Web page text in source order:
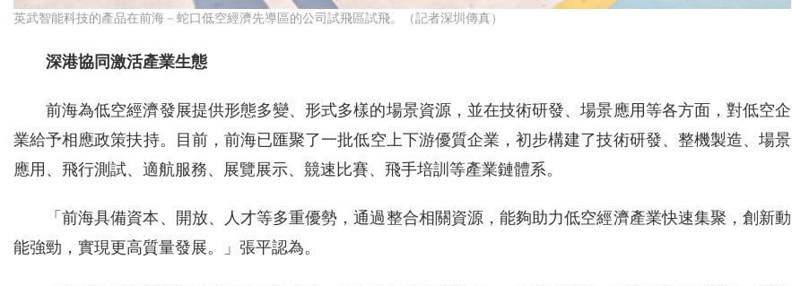
英武智能科技的產品在前海－蛇口低空經濟先導區的公司試飛區試飛。（記者深圳傳真）
深港協同激活產業生態
前海為低空經濟發展提供形態多變、形式多樣的場景資源，並在技術研發、場景應用等各方面，對低空企
業給予相應政策扶持。目前，前海已匯聚了一批低空上下游優質企業，初步構建了技術研發、整機製造、場景
應用、飛行測試、適航服務、展覽展示、競速比賽、飛手培訓等產業鏈體系。
「前海具備資本、開放、人才等多重優勢，通過整合相關資源，能夠助力低空經濟產業快速集聚，創新動
能強勁，實現更高質量發展。」張平認為。